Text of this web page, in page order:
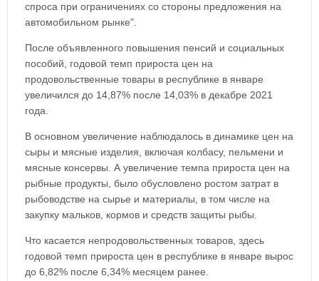
спроса при ограничениях со стороны предложения на
автомобильном рынке".
После объявленного повышения пенсий и социальных
пособий, годовой темп прироста цен на
продовольственные товары в республике в январе
увеличился до 14,87% после 14,03% в декабре 2021
года.
В основном увеличение наблюдалось в динамике цен на
сыры и мясные изделия, включая колбасу, пельмени и
мясные консервы. А увеличение темпа прироста цен на
рыбные продукты, было обусловлено ростом затрат в
рыбоводстве на сырье и материалы, в том числе на
закупку мальков, кормов и средств защиты рыбы.
Что касается непродовольственных товаров, здесь
годовой темп прироста цен в республике в январе вырос
до 6,82% после 6,34% месяцем ранее.